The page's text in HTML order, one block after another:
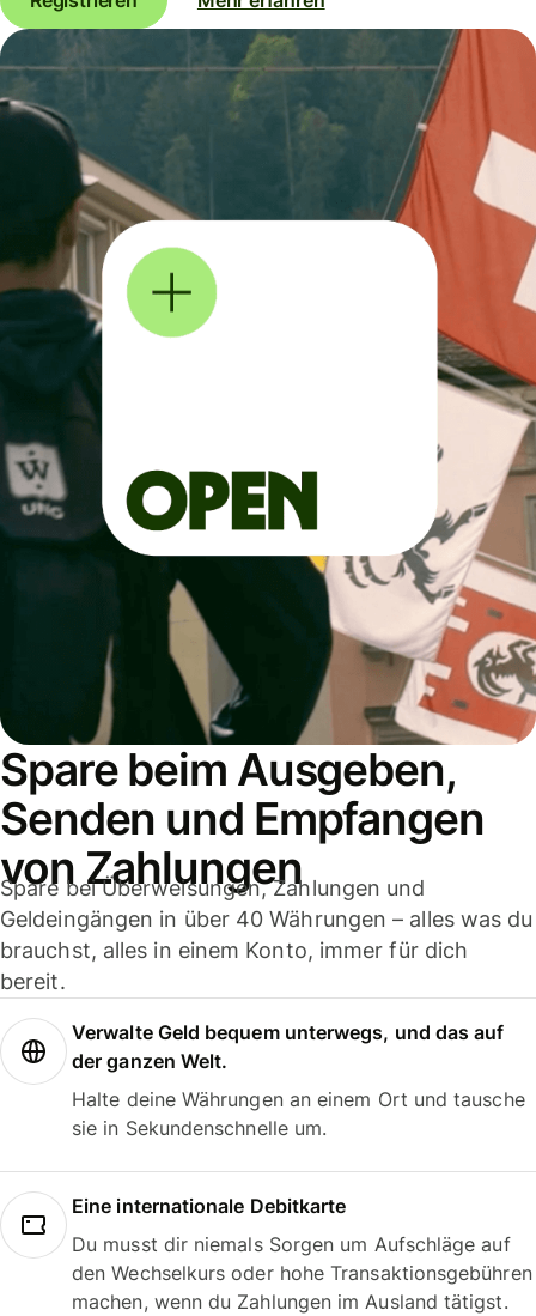
Spare beim Ausgeben,
Senden und Empfangen
von Zahlungen
Spare bei Überweisungen, Zahlungen und
Geldeingängen in über 40 Währungen – alles was du
brauchst, alles in einem Konto, immer für dich
bereit.
Verwalte Geld bequem unterwegs, und das auf
der ganzen Welt.
Halte deine Währungen an einem Ort und tausche
sie in Sekundenschnelle um.
Eine internationale Debitkarte
Du musst dir niemals Sorgen um Aufschläge auf
den Wechselkurs oder hohe Transaktionsgebühren
machen, wenn du Zahlungen im Ausland tätigst.